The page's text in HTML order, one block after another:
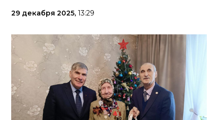
29 декабря 2025, 13:29